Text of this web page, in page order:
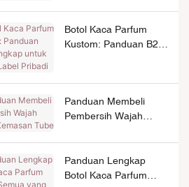
Botol Kaca Parfum
Kustom: Panduan B2B
Panduan Membeli
Pembersih Wajah
Panduan Lengkap
Botol Kaca Parfum